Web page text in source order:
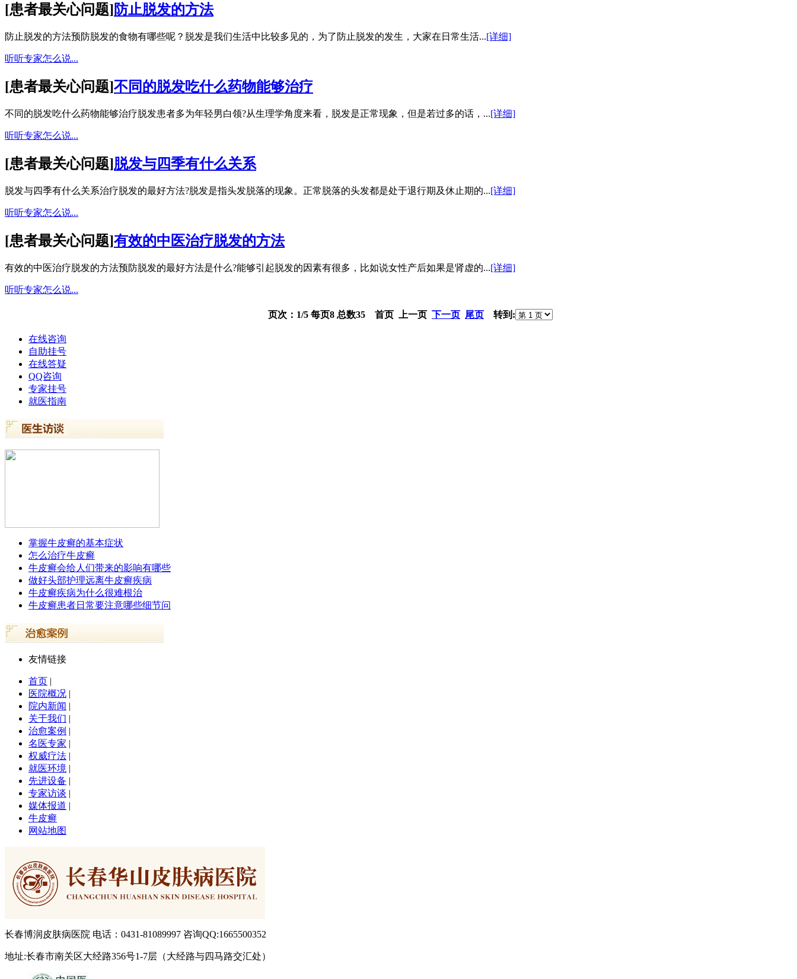
[患者最关心问题] 防止脱发的方法
防止脱发的方法预防脱发的食物有哪些呢？脱发是我们生活中比较多见的，为了防止脱发的发生，大家在日常生活...[详细]
听听专家怎么说...
[患者最关心问题]不同的脱发吃什么药物能够治疗
不同的脱发吃什么药物能够治疗脱发患者多为年轻男白领?从生理学角度来看，脱发是正常现象，但是若过多的话，...[详细]
听听专家怎么说...
[患者最关心问题]脱发与四季有什么关系
脱发与四季有什么关系治疗脱发的最好方法?脱发是指头发脱落的现象。正常脱落的头发都是处于退行期及休止期的...[详细]
听听专家怎么说...
[患者最关心问题]有效的中医治疗脱发的方法
有效的中医治疗脱发的方法预防脱发的最好方法是什么?能够引起脱发的因素有很多，比如说女性产后如果是肾虚的...[详细]
听听专家怎么说...
页次：1/5 每页8 总数35 首页 上一页 下一页 尾页 转到:
在线咨询
自助挂号
在线答疑
QQ咨询
专家挂号
就医指南
掌握牛皮癣的基本症状
怎么治疗牛皮癣
牛皮癣会给人们带来的影响有哪些
做好头部护理远离牛皮癣疾病
牛皮癣疾病为什么很难根治
牛皮癣患者日常要注意哪些细节问
友情链接
首页 |
医院概况 |
院内新闻 |
关于我们 |
治愈案例 |
名医专家 |
权威疗法 |
就医环境 |
先进设备 |
专家访谈 |
媒体报道 |
牛皮癣
网站地图
长春博润皮肤病医院 电话：0431-81089997 咨询QQ:1665500352
地址:长春市南关区大经路356号1-7层（大经路与四马路交汇处）